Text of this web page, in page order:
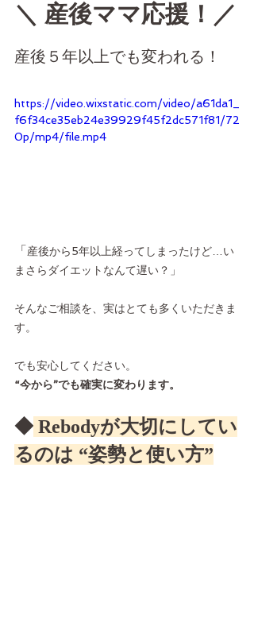
＼ 産後ママ応援！／
産後５年以上でも変われる！
https://video.wixstatic.com/video/a61da1_
f6f34ce35eb24e39929f45f2dc571f81/72
0p/mp4/file.mp4
「 産後から5年以上経ってしまったけど…い
まさらダイエットなんて遅い？」
そんなご相談を、実はとても多くいただきま
す。
でも安心してください。
“今から”でも確実に変わります。
◆ Rebodyが大切にしてい
るのは “姿勢と使い方”